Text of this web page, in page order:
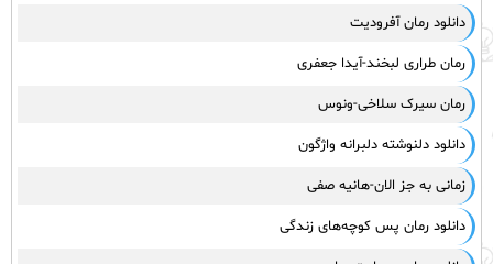
دانلود رمان آفرودیت
رمان طراری لبخند-آیدا جعفری
رمان سیرک سلاخی-ونوس
دانلود دلنوشته دلبرانه واژگون
زمانی به جز الان-هانیه صفی
دانلود رمان پس کوچه‌های زندگی